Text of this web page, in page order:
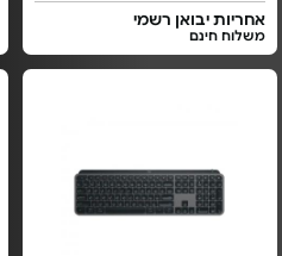
אחריות יבואן רשמי
משלוח חינם